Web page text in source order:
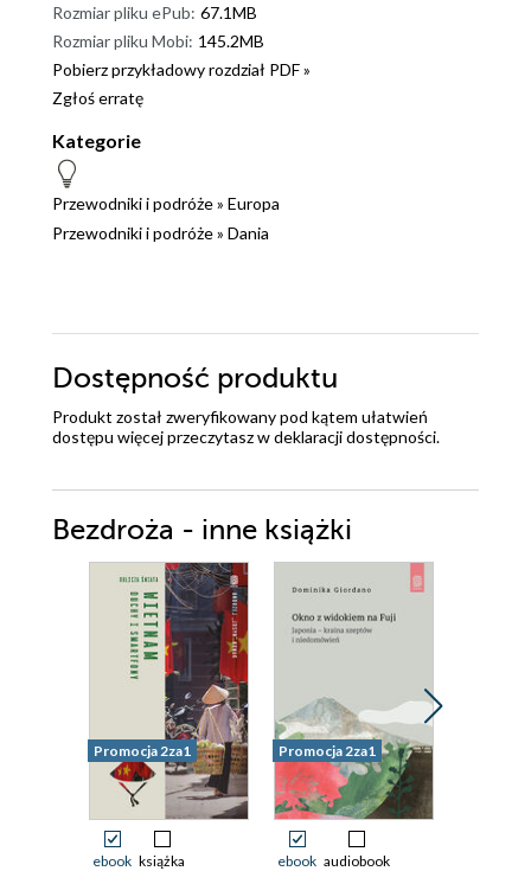
Rozmiar pliku ePub: 67.1MB
Rozmiar pliku Mobi: 145.2MB
Pobierz przykładowy rozdział PDF »
Zgłoś erratę
Kategorie
Przewodniki i podróże» Europa
Przewodniki i podróże» Dania
Dostępność produktu
Produkt został zweryfikowany pod kątem ułatwień
dostępu więcej przeczytasz wdeklaracji dostępności.
Bezdroża - inne książki
Promocja 2za1
ebook książka
Promocja 2za1
ebook audiobook